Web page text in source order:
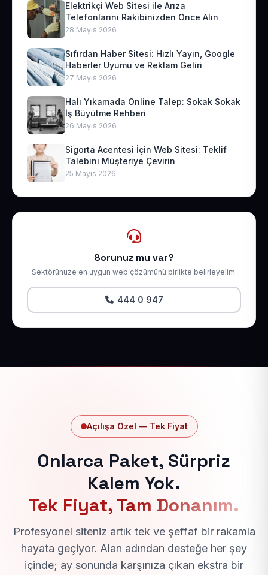
Elektrikçi Web Sitesi ile Arıza
Telefonlarını Rakibinizden Önce Alın
28 Mayıs 2026
Sıfırdan Haber Sitesi: Hızlı Yayın, Google
Haberler Uyumu ve Reklam Geliri
27 Mayıs 2026
Halı Yıkamada Online Talep: Sokak Sokak
İş Büyütme Rehberi
26 Mayıs 2026
Sigorta Acentesi İçin Web Sitesi: Teklif
Talebini Müşteriye Çevirin
25 Mayıs 2026
Sorunuz mu var?
Sektörünüze en uygun web çözümünü birlikte belirleyelim.
444 0 947
Açılışa Özel — Tek Fiyat
Onlarca Paket, Sürpriz
Kalem Yok.
Tek Fiyat, Tam Donanım.
Profesyonel siteniz artık tek ve şeffaf bir rakamla
hayata geçiyor. Alan adından desteğe her şey
içinde; ay sonunda karşınıza çıkan ekstra bir